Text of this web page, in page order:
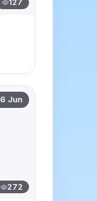
127
Jun
272